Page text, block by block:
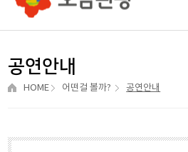
공연안내
HOME 어떤걸 볼까? 공연안내